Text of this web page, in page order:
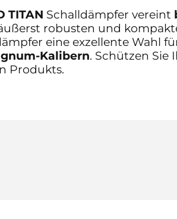
TITAN Schalldämpfer vereint
robusten und
eine exzellente Wahl
Kalibern. Schützen Sie
Produkts.